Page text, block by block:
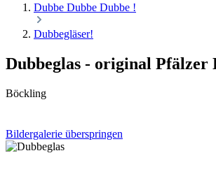
Dubbe Dubbe Dubbe !
Dubbegläser!
Dubbeglas - original Pfälzer
Böckling
Bildergalerie überspringen